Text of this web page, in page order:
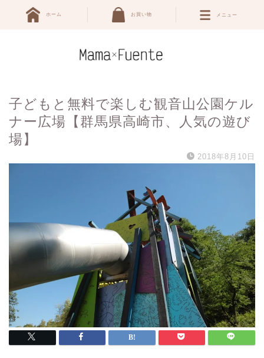
メニュー
ホーム お買い物
子どもと無料で楽しむ観音山公園ケル
ナー広場【群馬県高崎市、人気の遊び
場】
2018年8月10日